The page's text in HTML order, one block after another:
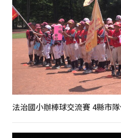
法治國小辦棒球交流賽 4縣市